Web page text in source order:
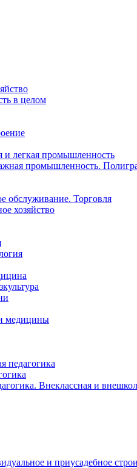
в целом
и легкая промышленность
промышленность.
обслуживание. Торговля
хозяйство
медицины
педагогика
Внеклассная и
и приусадебное